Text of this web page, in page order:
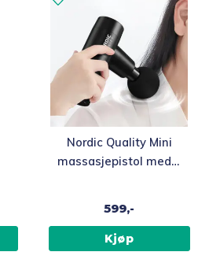
produktsiden
Nordic Quality Mini
massasjepistol med 6
599,-
Kjøp